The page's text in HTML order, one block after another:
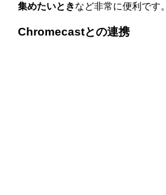
集めたいときなど非常に便利です。
Chromecastとの連携